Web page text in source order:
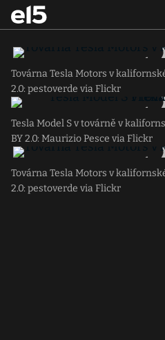
Továrna Tesla Motors v
2.0: pestoverde via Flickr
Tesla Model S v továrně v
BY 2.0: Maurizio Pesce via Flickr
Továrna Tesla Motors v
2.0: pestoverde via Flickr